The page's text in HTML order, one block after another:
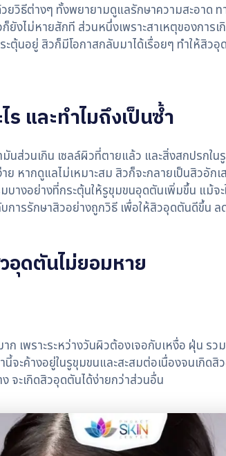
ยวิธีต่างๆ ทั้งพยายามดูแลรักษาความสะอาด
ยังไม่หายสักที ส่วนหนึ่งเพราะสาเหตุของการ
ตุ้นอยู่ สิวก็มีโอกาสกลับมาได้เรื่อยๆ ทำให้สิว
และทำไมถึงเป็นซ้ำ
นส่วนเกิน เซลล์ผิวที่ตายแล้ว และสิ่งสกปรกใน
ย หากดูแลไม่เหมาะสม สิวก็จะกลายเป็นสิวอั
บางอย่างที่กระตุ้นให้รูขุมขนอุดตันเพิ่มขึ้น แม้จ
ารรักษาสิวอย่างถูกวิธี เพื่อให้สิวอุดตันดีขึ้น ล
ดตันไม่ยอมหาย
เพราะระหว่างวันผิวต้องเจอกับเหงื่อ ฝุ่น รว
นี้จะค้างอยู่ในรูขุมขนและสะสมต่อเนื่องจนเกิด
จะเกิดสิวอุดตันได้ง่ายกว่าส่วนอื่น